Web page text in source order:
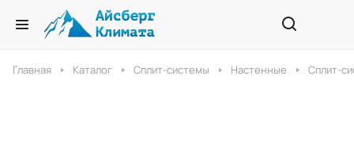
Главная Каталог Сплит-системы Настенные Сплит-